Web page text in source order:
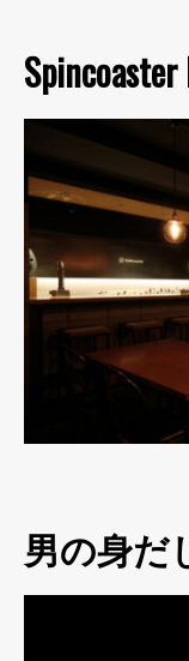
男の身だ